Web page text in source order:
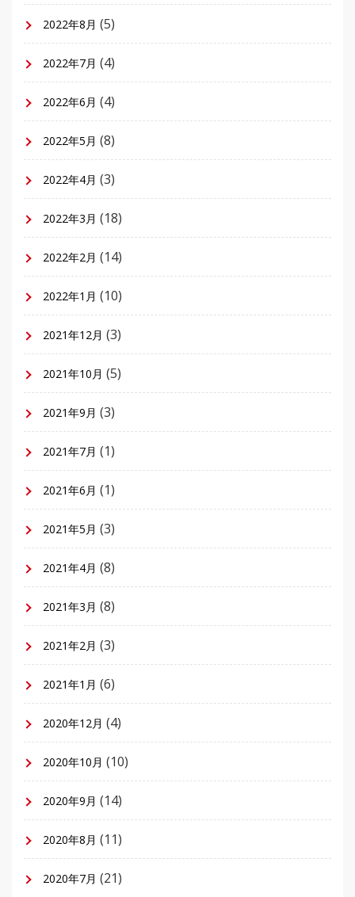
2022年8月 (5)
2022年7月 (4)
2022年6月 (4)
2022年5月 (8)
2022年4月 (3)
2022年3月 (18)
2022年2月 (14)
2022年1月 (10)
2021年12月 (3)
2021年10月 (5)
2021年9月 (3)
2021年7月 (1)
2021年6月 (1)
2021年5月 (3)
2021年4月 (8)
2021年3月 (8)
2021年2月 (3)
2021年1月 (6)
2020年12月 (4)
2020年10月 (10)
2020年9月 (14)
2020年8月 (11)
2020年7月 (21)